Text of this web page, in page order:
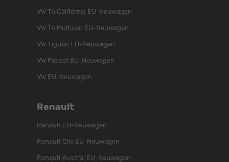
Instagram
KanalFacebook
VW T6 California EU-Neuwagen
VW T6 Multivan EU-Neuwagen
VW Tiguan EU-Neuwagen
VW Passat EU-Neuwagen
VW EU-Neuwagen
Renault
Renault EU-Neuwagen
Renault Clio EU-Neuwagen
Renault Austral EU-Neuwagen